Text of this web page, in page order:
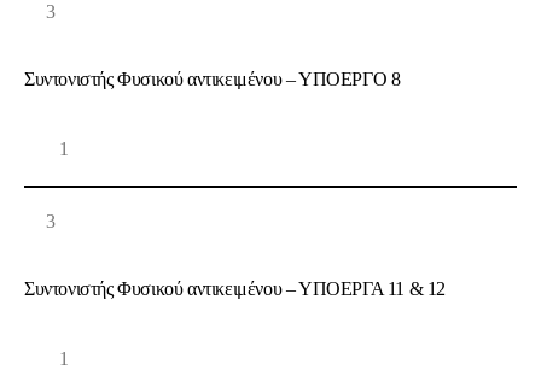
3
Συντονιστής Φυσικού αντικειμένου – ΥΠΟΕΡΓΟ 8
1
3
Συντονιστής Φυσικού αντικειμένου – ΥΠΟΕΡΓΑ 11 & 12
1